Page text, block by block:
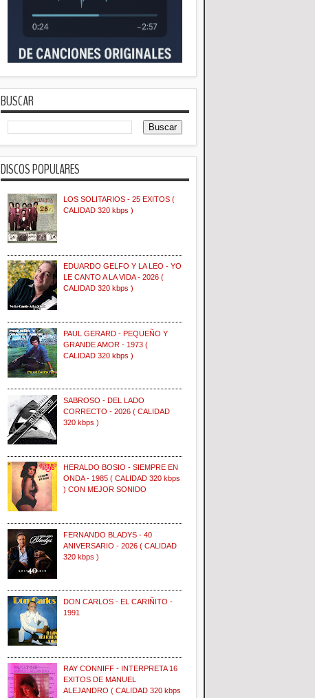
BUSCAR
DISCOS POPULARES
LOS SOLITARIOS - 25 EXITOS (
CALIDAD 320 kbps )
EDUARDO GELFO Y LA LEO - YO
LE CANTO A LA VIDA - 2026 (
CALIDAD 320 kbps )
PAUL GERARD - PEQUEÑO Y
GRANDE AMOR - 1973 (
CALIDAD 320 kbps )
SABROSO - DEL LADO
CORRECTO - 2026 ( CALIDAD
320 kbps )
HERALDO BOSIO - SIEMPRE EN
ONDA - 1985 ( CALIDAD 320 kbps
) CON MEJOR SONIDO
FERNANDO BLADYS - 40
ANIVERSARIO - 2026 ( CALIDAD
320 kbps )
DON CARLOS - EL CARIÑITO -
1991
RAY CONNIFF - INTERPRETA 16
EXITOS DE MANUEL
ALEJANDRO ( CALIDAD 320 kbps